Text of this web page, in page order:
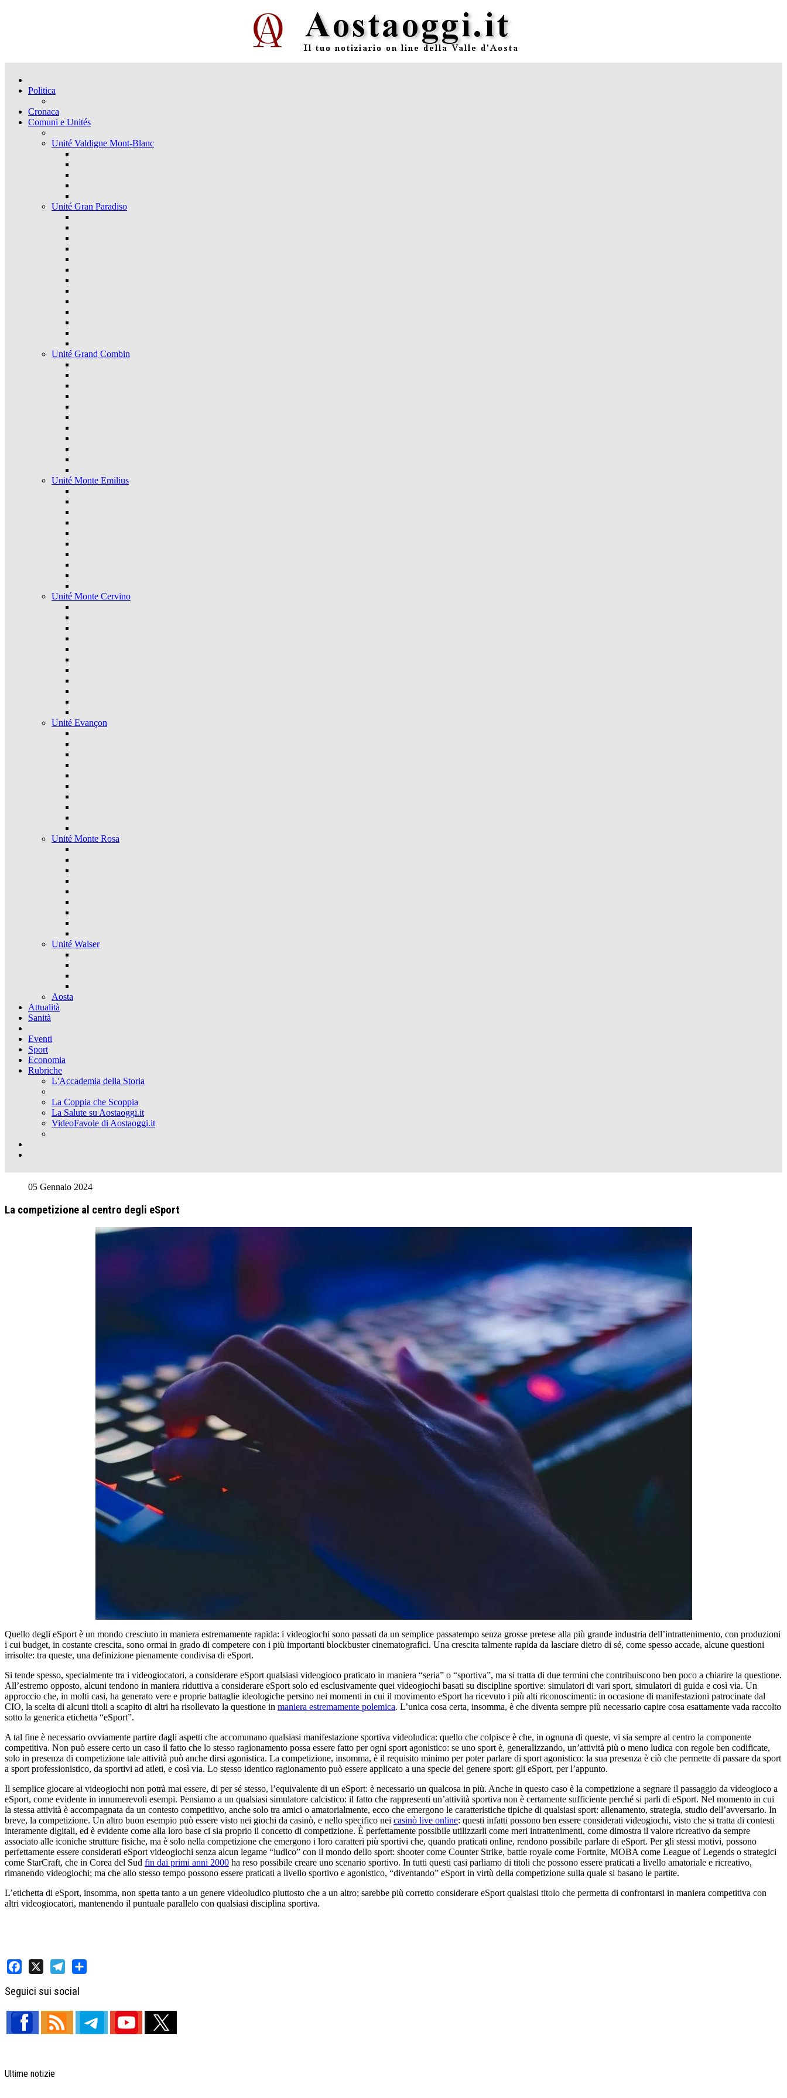
Politica
Cronaca
Comuni e Unités
Unité Valdigne Mont-Blanc
Unité Gran Paradiso
Unité Grand Combin
Unité Monte Emilius
Unité Monte Cervino
Unité Evançon
Unité Monte Rosa
Unité Walser
Aosta
Attualità
Sanità
Eventi
Sport
Economia
Rubriche
L'Accademia della Storia
La Coppia che Scoppia
La Salute su Aostaoggi.it
VideoFavole di Aostaoggi.it
05 Gennaio 2024
La competizione al centro degli eSport
Quello degli eSport è un mondo cresciuto in maniera estremamente rapida: i videogiochi sono passati da un semplice passatempo senza grosse pretese alla più grande industria dell’intrattenimento, con produzioni
i cui budget, in costante crescita, sono ormai in grado di competere con i più importanti blockbuster cinematografici. Una crescita talmente rapida da lasciare dietro di sé, come spesso accade, alcune questioni
irrisolte: tra queste, una definizione pienamente condivisa di eSport.
Si tende spesso, specialmente tra i videogiocatori, a considerare eSport qualsiasi videogioco praticato in maniera “seria” o “sportiva”, ma si tratta di due termini che contribuiscono ben poco a chiarire la questione.
All’estremo opposto, alcuni tendono in maniera riduttiva a considerare eSport solo ed esclusivamente quei videogiochi basati su discipline sportive: simulatori di vari sport, simulatori di guida e così via. Un
approccio che, in molti casi, ha generato vere e proprie battaglie ideologiche persino nei momenti in cui il movimento eSport ha ricevuto i più alti riconoscimenti: in occasione di manifestazioni patrocinate dal
CIO, la scelta di alcuni titoli a scapito di altri ha risollevato la questione in maniera estremamente polemica. L’unica cosa certa, insomma, è che diventa sempre più necessario capire cosa esattamente vada raccolto
sotto la generica etichetta “eSport”.
A tal fine è necessario ovviamente partire dagli aspetti che accomunano qualsiasi manifestazione sportiva videoludica: quello che colpisce è che, in ognuna di queste, vi sia sempre al centro la componente
competitiva. Non può essere certo un caso il fatto che lo stesso ragionamento possa essere fatto per ogni sport agonistico: se uno sport è, generalizzando, un’attività più o meno ludica con regole ben codificate,
solo in presenza di competizione tale attività può anche dirsi agonistica. La competizione, insomma, è il requisito minimo per poter parlare di sport agonistico: la sua presenza è ciò che permette di passare da sport
a sport professionistico, da sportivi ad atleti, e così via. Lo stesso identico ragionamento può essere applicato a una specie del genere sport: gli eSport, per l’appunto.
Il semplice giocare ai videogiochi non potrà mai essere, di per sé stesso, l’equivalente di un eSport: è necessario un qualcosa in più. Anche in questo caso è la competizione a segnare il passaggio da videogioco a
eSport, come evidente in innumerevoli esempi. Pensiamo a un qualsiasi simulatore calcistico: il fatto che rappresenti un’attività sportiva non è certamente sufficiente perché si parli di eSport. Nel momento in cui
la stessa attività è accompagnata da un contesto competitivo, anche solo tra amici o amatorialmente, ecco che emergono le caratteristiche tipiche di qualsiasi sport: allenamento, strategia, studio dell’avversario. In
breve, la competizione. Un altro buon esempio può essere visto nei giochi da casinò, e nello specifico nei casinò live online: questi infatti possono ben essere considerati videogiochi, visto che si tratta di contesti
interamente digitali, ed è evidente come alla loro base ci sia proprio il concetto di competizione. È perfettamente possibile utilizzarli come meri intrattenimenti, come dimostra il valore ricreativo da sempre
associato alle iconiche strutture fisiche, ma è solo nella competizione che emergono i loro caratteri più sportivi che, quando praticati online, rendono possibile parlare di eSport. Per gli stessi motivi, possono
perfettamente essere considerati eSport videogiochi senza alcun legame “ludico” con il mondo dello sport: shooter come Counter Strike, battle royale come Fortnite, MOBA come League of Legends o strategici
come StarCraft, che in Corea del Sud fin dai primi anni 2000 ha reso possibile creare uno scenario sportivo. In tutti questi casi parliamo di titoli che possono essere praticati a livello amatoriale e ricreativo,
rimanendo videogiochi; ma che allo stesso tempo possono essere praticati a livello sportivo e agonistico, “diventando” eSport in virtù della competizione sulla quale si basano le partite.
L’etichetta di eSport, insomma, non spetta tanto a un genere videoludico piuttosto che a un altro; sarebbe più corretto considerare eSport qualsiasi titolo che permetta di confrontarsi in maniera competitiva con
altri videogiocatori, mantenendo il puntuale parallelo con qualsiasi disciplina sportiva.
Seguici sui social
Ultime notizie